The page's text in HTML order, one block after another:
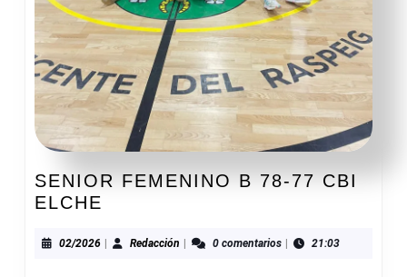
SENIOR FEMENINO B 78-77 CBI
ELCHE
B
02/202602/2026Redacción Redacción0 comentarios 21:03